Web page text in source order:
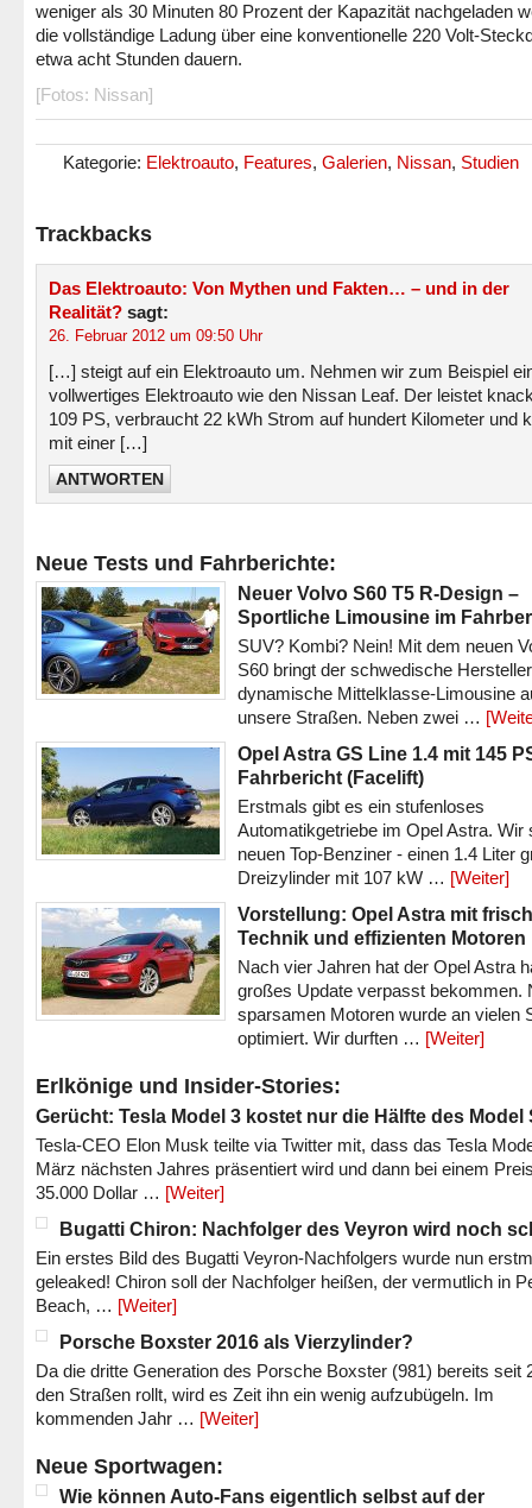
weniger als 30 Minuten 80 Prozent der Kapazität nachgeladen
die vollständige Ladung über eine konventionelle 220 Volt-
etwa acht Stunden dauern.
[Fotos: Nissan]
Kategorie: Elektroauto, Features, Galerien, Nissan, Studien
Trackbacks
Das Elektroauto: Von Mythen und Fakten… – und in der
Realität? sagt:
26. Februar 2012 um 09:50 Uhr
[…] steigt auf ein Elektroauto um. Nehmen wir zum Beispiel
vollwertiges Elektroauto wie den Nissan Leaf. Der leistet
109 PS, verbraucht 22 kWh Strom auf hundert Kilometer und
mit einer […]
ANTWORTEN
Neue Tests und Fahrberichte:
Neuer Volvo S60 T5 R-Design –
Sportliche Limousine im
SUV? Kombi? Nein! Mit dem neuen
S60 bringt der schwedische
dynamische Mittelklasse-Limousine
unsere Straßen. Neben zwei …
Opel Astra GS Line 1.4 mit 145
Fahrbericht (Facelift)
Erstmals gibt es ein stufenloses
Automatikgetriebe im Opel Astra. Wir
neuen Top-Benziner - einen 1.4 Liter
Dreizylinder mit 107 kW … [Weiter]
Vorstellung: Opel Astra mit
Technik und effizienten Motoren
Nach vier Jahren hat der Opel Astra
großes Update verpasst bekommen.
sparsamen Motoren wurde an vielen
optimiert. Wir durften … [Weiter]
Erlkönige und Insider-Stories:
Gerücht: Tesla Model 3 kostet nur die Hälfte des Model
Tesla-CEO Elon Musk teilte via Twitter mit, dass das Tesla
März nächsten Jahres präsentiert wird und dann bei einem
35.000 Dollar … [Weiter]
Bugatti Chiron: Nachfolger des Veyron wird noch
Ein erstes Bild des Bugatti Veyron-Nachfolgers wurde nun
geleaked! Chiron soll der Nachfolger heißen, der vermutlich in
Beach, … [Weiter]
Porsche Boxster 2016 als Vierzylinder?
Da die dritte Generation des Porsche Boxster (981) bereits seit
den Straßen rollt, wird es Zeit ihn ein wenig aufzubügeln. Im
kommenden Jahr … [Weiter]
Neue Sportwagen:
Wie können Auto-Fans eigentlich selbst auf der